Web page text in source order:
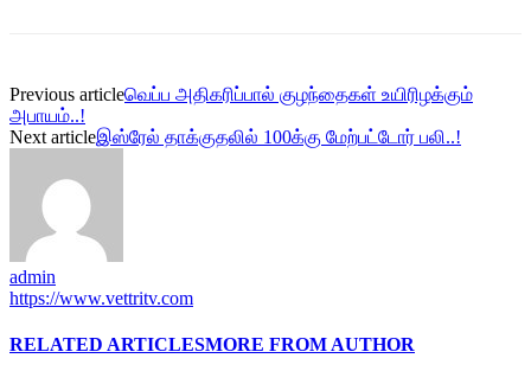
Previous articleவெப்ப அதிகரிப்பால் குழந்தைகள் உயிரிழக்கும்
அபாயம்..!
Next articleஇஸ்ரேல் தாக்குதலில் 100க்கு மேற்பட்டோர் பலி..!
admin
https://www.vettritv.com
RELATED ARTICLESMORE FROM AUTHOR